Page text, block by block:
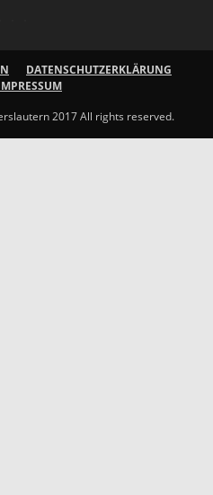
DATENSCHUTZERKLÄRUNG
2017 All rights reserved.